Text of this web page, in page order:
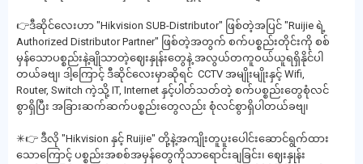
👉ဒီဆိုင်လေးဟာ "Hikvision SUB-Distributor" ဖြစ်တဲ့အပြင် "Ruijie ရဲ့
Authorized Distributor Partner" ဖြစ်တဲ့အတွက် စက်ပစ္စည်းတိုင်းကို စစ်
မှန်သောပစ္စည်းနဲ့ချိုသာတဲ့ဈေးနှုန်းတွေနဲ့ အလွယ်တကူဝယ်ယူရရှိနိုင်ပါ
တယ်ခဗျ၊ ဒါ့ကြောင့် ဒီဆိုင်လေးမှာဆိုရင် CCTV အမျိုးမျိုးနှင့် Wifi,
Router, Switch ကဲ့သို့ IT, Internet နှင့်ပါတ်သတ်တဲ့ စက်ပစ္စည်းတွေစုံလင်
စွာရှိပြီး အခြားဆက်ဆက်ပစ္စည်းတွေလည်း စုံလင်စွာရှိပါတယ်ခဗျ၊
✳👉 ဒီလို "Hikvision နှင့် Ruijie" တို့နဲ့အကျိုးတူပူးပေါင်းဆောင်ရွက်ထား
သောကြောင့် ပစ္စည်းအစစ်အမှန်တွေကိုသာရောင်းချခြင်း၊ ဈေးနှုန်း